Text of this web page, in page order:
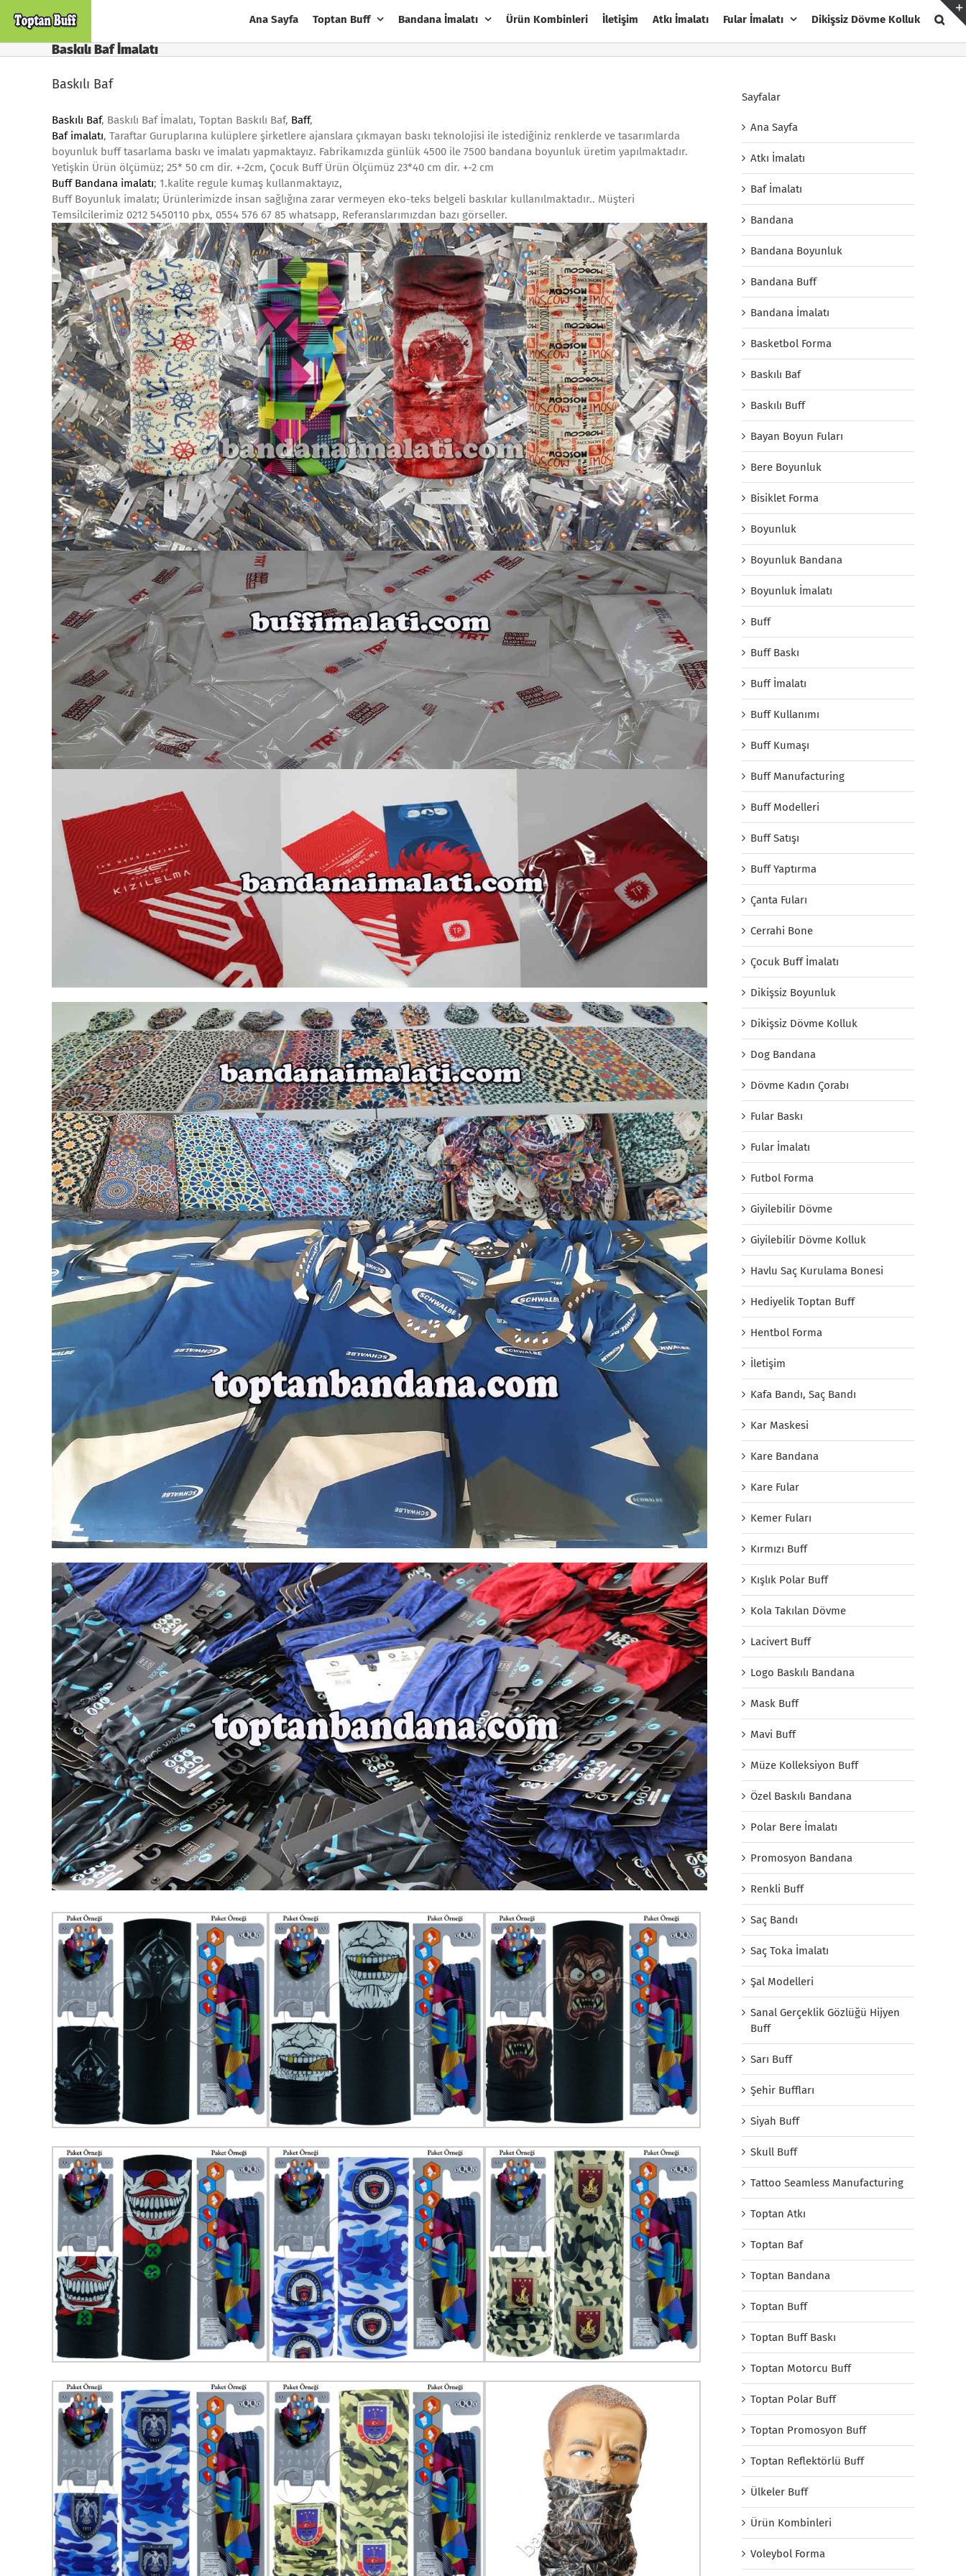
Ana Sayfa Toptan Buff Bandana İmalatı Ürün Kombinleri İletişim Atkı İmalatı Fular İmalatı Dikişsiz Dövme Kolluk
Baskılı Baf İmalatı
Baskılı Baf
Baskılı Baf, Baskılı Baf İmalatı, Toptan Baskılı Baf, Baff,
Baf imalatı, Taraftar Guruplarına kulüplere şirketlere ajanslara çıkmayan baskı teknolojisi ile istediğiniz renklerde ve tasarımlarda
boyunluk buff tasarlama baskı ve imalatı yapmaktayız. Fabrikamızda günlük 4500 ile 7500 bandana boyunluk üretim yapılmaktadır.
Yetişkin Ürün ölçümüz; 25* 50 cm dir. +-2cm, Çocuk Buff Ürün Ölçümüz 23*40 cm dir. +-2 cm
Buff Bandana imalatı; 1.kalite regule kumaş kullanmaktayız,
Buff Boyunluk imalatı; Ürünlerimizde insan sağlığına zarar vermeyen eko-teks belgeli baskılar kullanılmaktadır.. Müşteri
Temsilcilerimiz 0212 5450110 pbx, 0554 576 67 85 whatsapp, Referanslarımızdan bazı görseller.
Sayfalar
Ana Sayfa
Atkı İmalatı
Baf İmalatı
Bandana
Bandana Boyunluk
Bandana Buff
Bandana İmalatı
Basketbol Forma
Baskılı Baf
Baskılı Buff
Bayan Boyun Fuları
Bere Boyunluk
Bisiklet Forma
Boyunluk
Boyunluk Bandana
Boyunluk İmalatı
Buff
Buff Baskı
Buff İmalatı
Buff Kullanımı
Buff Kumaşı
Buff Manufacturing
Buff Modelleri
Buff Satışı
Buff Yaptırma
Çanta Fuları
Cerrahi Bone
Çocuk Buff İmalatı
Dikişsiz Boyunluk
Dikişsiz Dövme Kolluk
Dog Bandana
Dövme Kadın Çorabı
Fular Baskı
Fular İmalatı
Futbol Forma
Giyilebilir Dövme
Giyilebilir Dövme Kolluk
Havlu Saç Kurulama Bonesi
Hediyelik Toptan Buff
Hentbol Forma
İletişim
Kafa Bandı, Saç Bandı
Kar Maskesi
Kare Bandana
Kare Fular
Kemer Fuları
Kırmızı Buff
Kışlık Polar Buff
Kola Takılan Dövme
Lacivert Buff
Logo Baskılı Bandana
Mask Buff
Mavi Buff
Müze Kolleksiyon Buff
Özel Baskılı Bandana
Polar Bere İmalatı
Promosyon Bandana
Renkli Buff
Saç Bandı
Saç Toka İmalatı
Şal Modelleri
Sanal Gerçeklik Gözlüğü Hijyen
Buff
Sarı Buff
Şehir Buffları
Siyah Buff
Skull Buff
Tattoo Seamless Manufacturing
Toptan Atkı
Toptan Baf
Toptan Bandana
Toptan Buff
Toptan Buff Baskı
Toptan Motorcu Buff
Toptan Polar Buff
Toptan Promosyon Buff
Toptan Reflektörlü Buff
Ülkeler Buff
Ürün Kombinleri
Voleybol Forma